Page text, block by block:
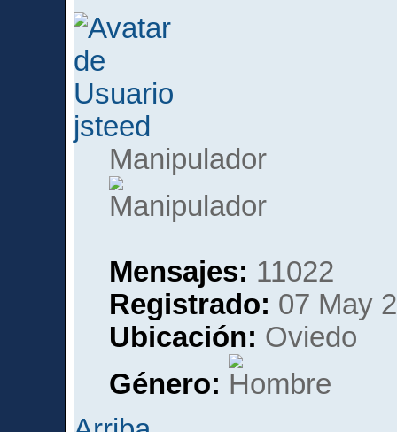
jsteed
Manipulador
Mensajes: 11022
Registrado: 07 May
Ubicación: Oviedo
Género: